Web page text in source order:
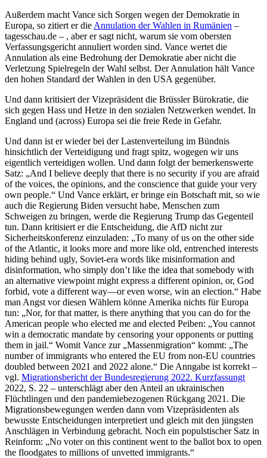
Außerdem macht Vance sich Sorgen wegen der Demokratie in
Europa, so zitiert er die Annulation der Wahlen in Rumänien –
tagesschau.de – , aber er sagt nicht, warum sie vom obersten
Verfassungsgericht annuliert worden sind. Vance wertet die
Annulation als eine Bedrohung der Demokratie aber nicht die
Verletzung Spielregeln der Wahl selbst. Der Annulation hält Vance
den hohen Standard der Wahlen in den USA gegenüber.
Und dann kritisiert der Vizepräsident die Brüssler Bürokratie, die
sich gegen Hass und Hetze in den sozialen Netzwerken wendet. In
England und (across) Europa sei die freie Rede in Gefahr.
Und dann ist er wieder bei der Lastenverteilung im Bündnis
hinsichtlich der Verteidigung und fragt spitz, wogegen wir uns
eigentlich verteidigen wollen. Und dann folgt der bemerkenswerte
Satz: „And I believe deeply that there is no security if you are afraid
of the voices, the opinions, and the conscience that guide your very
own people.“ Und Vance erklärt, er bringe ein Botschaft mit, so wie
auch die Regierung Biden versucht habe, Menschen zum
Schweigen zu bringen, werde die Regierung Trump das Gegenteil
tun. Dann kritisiert er die Entscheidung, die AfD nicht zur
Sicherheitskonferenz einzuladen: „To many of us on the other side
of the Atlantic, it looks more and more like old, entrenched interests
hiding behind ugly, Soviet-era words like misinformation and
disinformation, who simply don’t like the idea that somebody with
an alternative viewpoint might express a different opinion, or, God
forbid, vote a different way—or even worse, win an election.“ Habe
man Angst vor diesen Wählern könne Amerika nichts für Europa
tun: „Nor, for that matter, is there anything that you can do for the
American people who elected me and elected Peiben: „You cannot
win a democratic mandate by censoring your opponents or putting
them in jail.“ Womit Vance zur „Massenmigration“ kommt: „The
number of immigrants who entered the EU from non-EU countries
doubled between 2021 and 2022 alone.“ Die Anngabe ist korrekt –
vgl. Migrationsbericht der Bundesregierung 2022. Kurzfassungt
2022, S. 22 – unterschlägt aber den Anteil an ukrainischen
Flüchtlingen und den pandemiebezogenen Rückgang 2021. Die
Migrationsbewegungen werden dann vom Vizepräsidenten als
bewusste Entscheidungen interpretiert und gleich mit den jüngsten
Anschlägen in Verbindung gebracht. Noch ein populstischer Satz in
Reinform: „No voter on this continent went to the ballot box to open
the floodgates to millions of unvetted immigrants.“